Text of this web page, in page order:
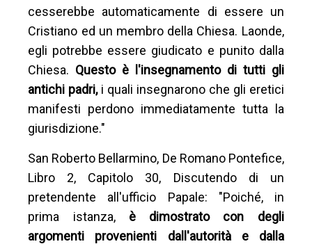
cesserebbe automaticamente di essere un
Cristiano ed un membro della Chiesa. Laonde,
egli potrebbe essere giudicato e punito dalla
Chiesa. Questo è l'insegnamento di tutti gli
antichi padri,i quali insegnarono che gli eretici
manifesti perdono immediatamente tutta la
giurisdizione."
San Roberto Bellarmino, De Romano Pontefice,
Libro 2, Capitolo 30, Discutendo di un
pretendente all'ufficio Papale: "Poiché, in
prima istanza, è dimostrato con degli
argomenti provenienti dall'autorità e dalla